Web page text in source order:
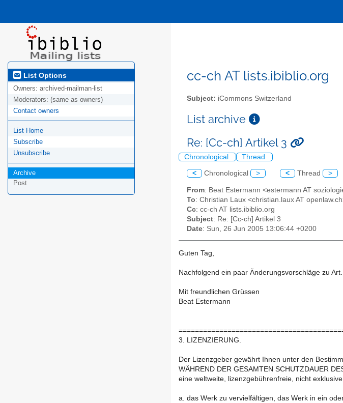
List Options
Owners: archived-mailman-list
Moderators: (same as owners)
Contact owners
List Home
Subscribe
Unsubscribe
Archive
Post
cc-ch AT lists.ibiblio.org
Subject: iCommons Switzerland
List archive
Re: [Cc-ch] Artikel 3
Chronological Thread
< Chronological > < Thread >
From: Beat Estermann <estermann AT
To: Christian Laux <christian.laux AT
Cc: cc-ch AT lists.ibiblio.org
Subject: Re: [Cc-ch] Artikel 3
Date: Sun, 26 Jun 2005 13:06:44 +0200
Guten Tag,
Nachfolgend ein paar Änderungsvorschläge zu
Mit freundlichen Grüssen
Beat Estermann
3. LIZENZIERUNG.
Der Lizenzgeber gewährt Ihnen unter den
WÄHREND DER GESAMTEN SCHUTZDAUER
eine weltweite, lizenzgebührenfreie, nicht
a. das Werk zu vervielfältigen, das Werk in ein